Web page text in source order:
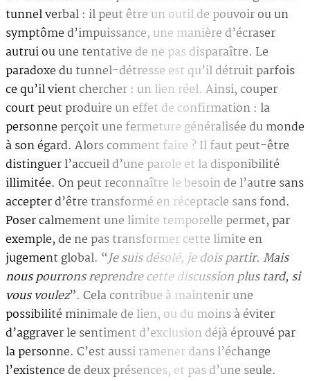
tunnel verbal : il peut être un outil de pouvoir ou un
symptôme d’impuissance, une manière d’écraser
autrui ou une tentative de ne pas disparaître. Le
paradoxe du tunnel-détresse est qu’il détruit parfois
ce qu’il vient chercher : un lien réel. Ainsi, couper
court peut produire un effet de confirmation : la
personne perçoit une fermeture généralisée du monde
à son égard. Alors comment faire ? Il faut peut-être
distinguer l’accueil d’une parole et la disponibilité
illimitée. On peut reconnaître le besoin de l’autre sans
accepter d’être transformé en réceptacle sans fond.
Poser calmement une limite temporelle permet, par
exemple, de ne pas transformer cette limite en
jugement global. “Je suis désolé, je dois partir. Mais
nous pourrons reprendre cette discussion plus tard, si
vous voulez”. Cela contribue à maintenir une
possibilité minimale de lien, ou du moins à éviter
d’aggraver le sentiment d’exclusion déjà éprouvé par
la personne. C’est aussi ramener dans l’échange
l’existence de deux présences, et pas d’une seule.